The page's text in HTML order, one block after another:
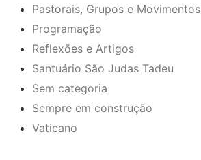
Pastorais, Grupos e Movimentos
Programação
Reflexões e Artigos
Santuário São Judas Tadeu
Sem categoria
Sempre em construção
Vaticano